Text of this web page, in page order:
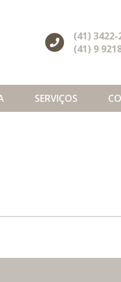
(41) 3422-
(41) 9
SERVIÇOS